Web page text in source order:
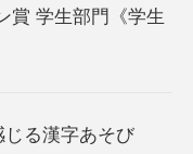
賞 学生部門《学生
る漢字あそび